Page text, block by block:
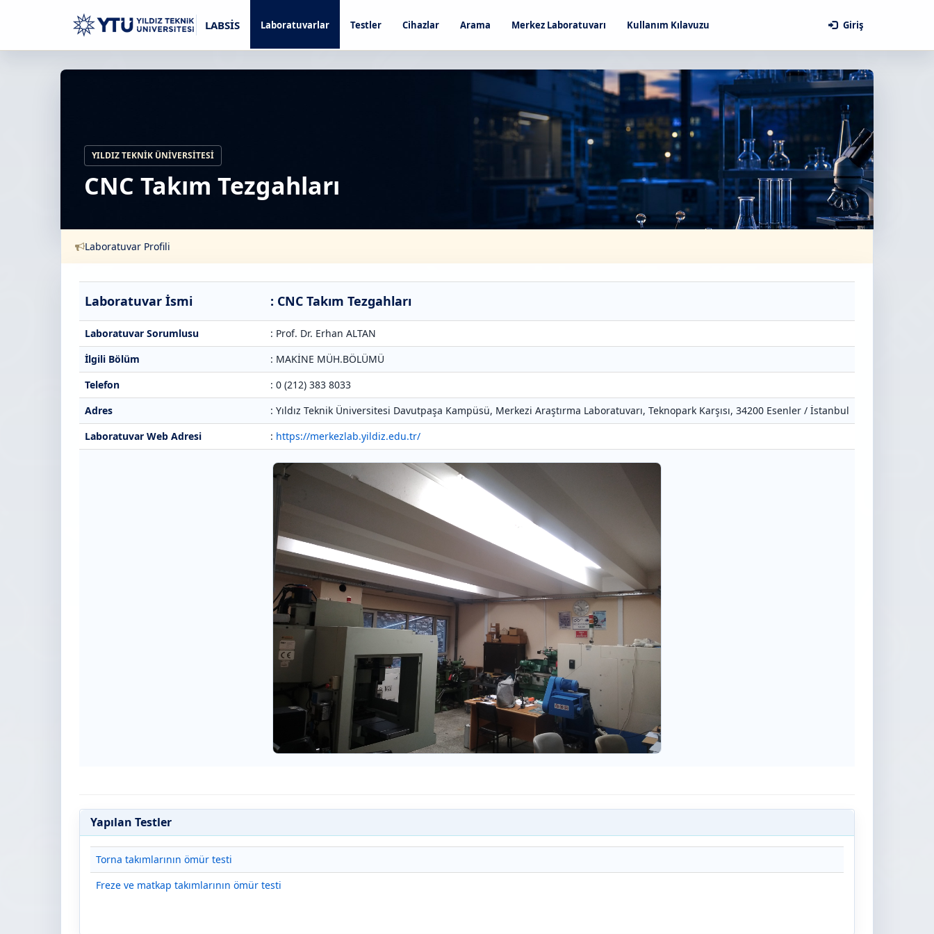
LABSİS Laboratuvarlar Testler Cihazlar Arama Merkez Laboratuvarı Kullanım Kılavuzu Giriş
YILDIZ TEKNIK ÜNIVERSITESI
CNC Takım Tezgahları
Laboratuvar Profili
Laboratuvar İsmi : CNC Takım Tezgahları
Laboratuvar Sorumlusu
: Prof. Dr. Erhan ALTAN
İlgili Bölüm
: MAKİNE MÜH.BÖLÜMÜ
Telefon
: 0 (212) 383 8033
Adres
: Yıldız Teknik Üniversitesi Davutpaşa Kampüsü, Merkezi Araştırma Laboratuvarı, Teknopark Karşısı, 34200 Esenler / İstanbul
Laboratuvar Web Adresi
: https://merkezlab.yildiz.edu.tr/
Yapılan Testler
Torna takımlarının ömür testi
Freze ve matkap takımlarının ömür testi